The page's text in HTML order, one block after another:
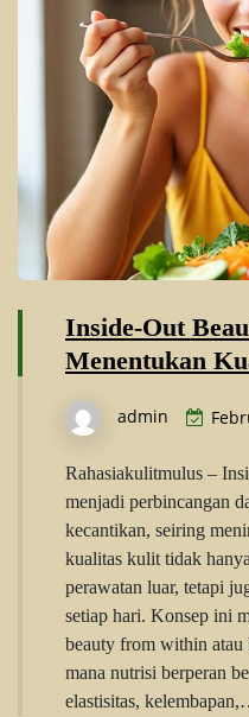
Inside-Out
Menentukan
admin
Rahasiakulitmulus –
menjadi perbincangan
kecantikan, seiring
kualitas kulit tidak
perawatan luar, tetapi
setiap hari. Konsep ini
beauty from within atau
mana nutrisi berperan
elastisitas,